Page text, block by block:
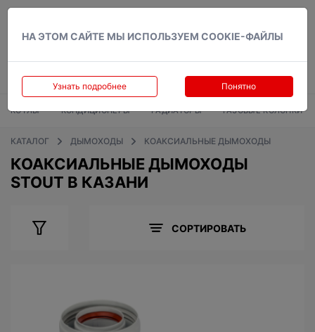
НА ЭТОМ САЙТЕ МЫ ИСПОЛЬЗУЕМ COOKIE-ФАЙЛЫ
Узнать подробнее Понятно
КОТЛЫ КОНДИЦИОНЕРЫ РАДИАТОРЫ ГАЗОВЫЕ КОЛОНКИ
КАТАЛОГ ДЫМОХОДЫ КОАКСИАЛЬНЫЕ ДЫМОХОДЫ
КОАКСИАЛЬНЫЕ ДЫМОХОДЫ
STOUT В КАЗАНИ
СОРТИРОВАТЬ